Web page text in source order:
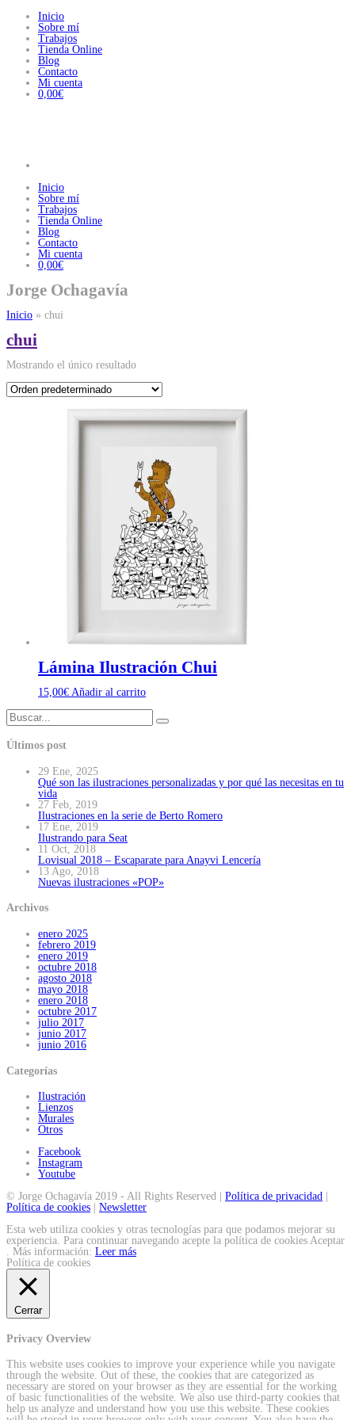
Inicio
Sobre mí
Trabajos
Tienda Online
Blog
Contacto
Mi cuenta
0,00€
Inicio
Sobre mí
Trabajos
Tienda Online
Blog
Contacto
Mi cuenta
0,00€
Jorge Ochagavía
Inicio » chui
chui
Mostrando el único resultado
Lámina Ilustración Chui
15,00€ Añadir al carrito
Últimos post
29 Ene, 2025
Qué son las ilustraciones personalizadas y por qué las necesitas en tu
vida
27 Feb, 2019
Ilustraciones en la serie de Berto Romero
17 Ene, 2019
Ilustrando para Seat
11 Oct, 2018
Lovisual 2018 – Escaparate para Anayvi Lencería
13 Ago, 2018
Nuevas ilustraciones «POP»
Archivos
enero 2025
febrero 2019
enero 2019
octubre 2018
agosto 2018
mayo 2018
enero 2018
octubre 2017
julio 2017
junio 2017
junio 2016
Categorías
Ilustración
Lienzos
Murales
Otros
Facebook
Instagram
Youtube
© Jorge Ochagavía 2019 - All Rights Reserved | Política de privacidad
Política de cookies
Newsletter
Esta web utiliza cookies y otras tecnologías para que podamos mejorar su
experiencia. Para continuar navegando acepte la política de cookies Aceptar
. Más información: Leer más
Política de cookies
Cerrar
Privacy Overview
This website uses cookies to improve your experience while you navigate
through the website. Out of these, the cookies that are categorized as
necessary are stored on your browser as they are essential for the working
of basic functionalities of the website. We also use third-party cookies that
help us analyze and understand how you use this website. These cookies